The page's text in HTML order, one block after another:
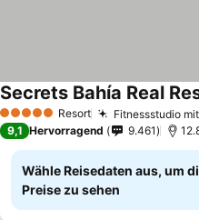
5 Sterne Resort Fitnessstudio
Secrets Bahía Real
9,1 Hervorragend 9.461
Wähle Reisedaten aus, um
Preise zu sehen